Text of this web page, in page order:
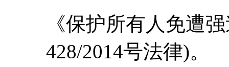
《保护所有人免遭
428/2014号法律)。